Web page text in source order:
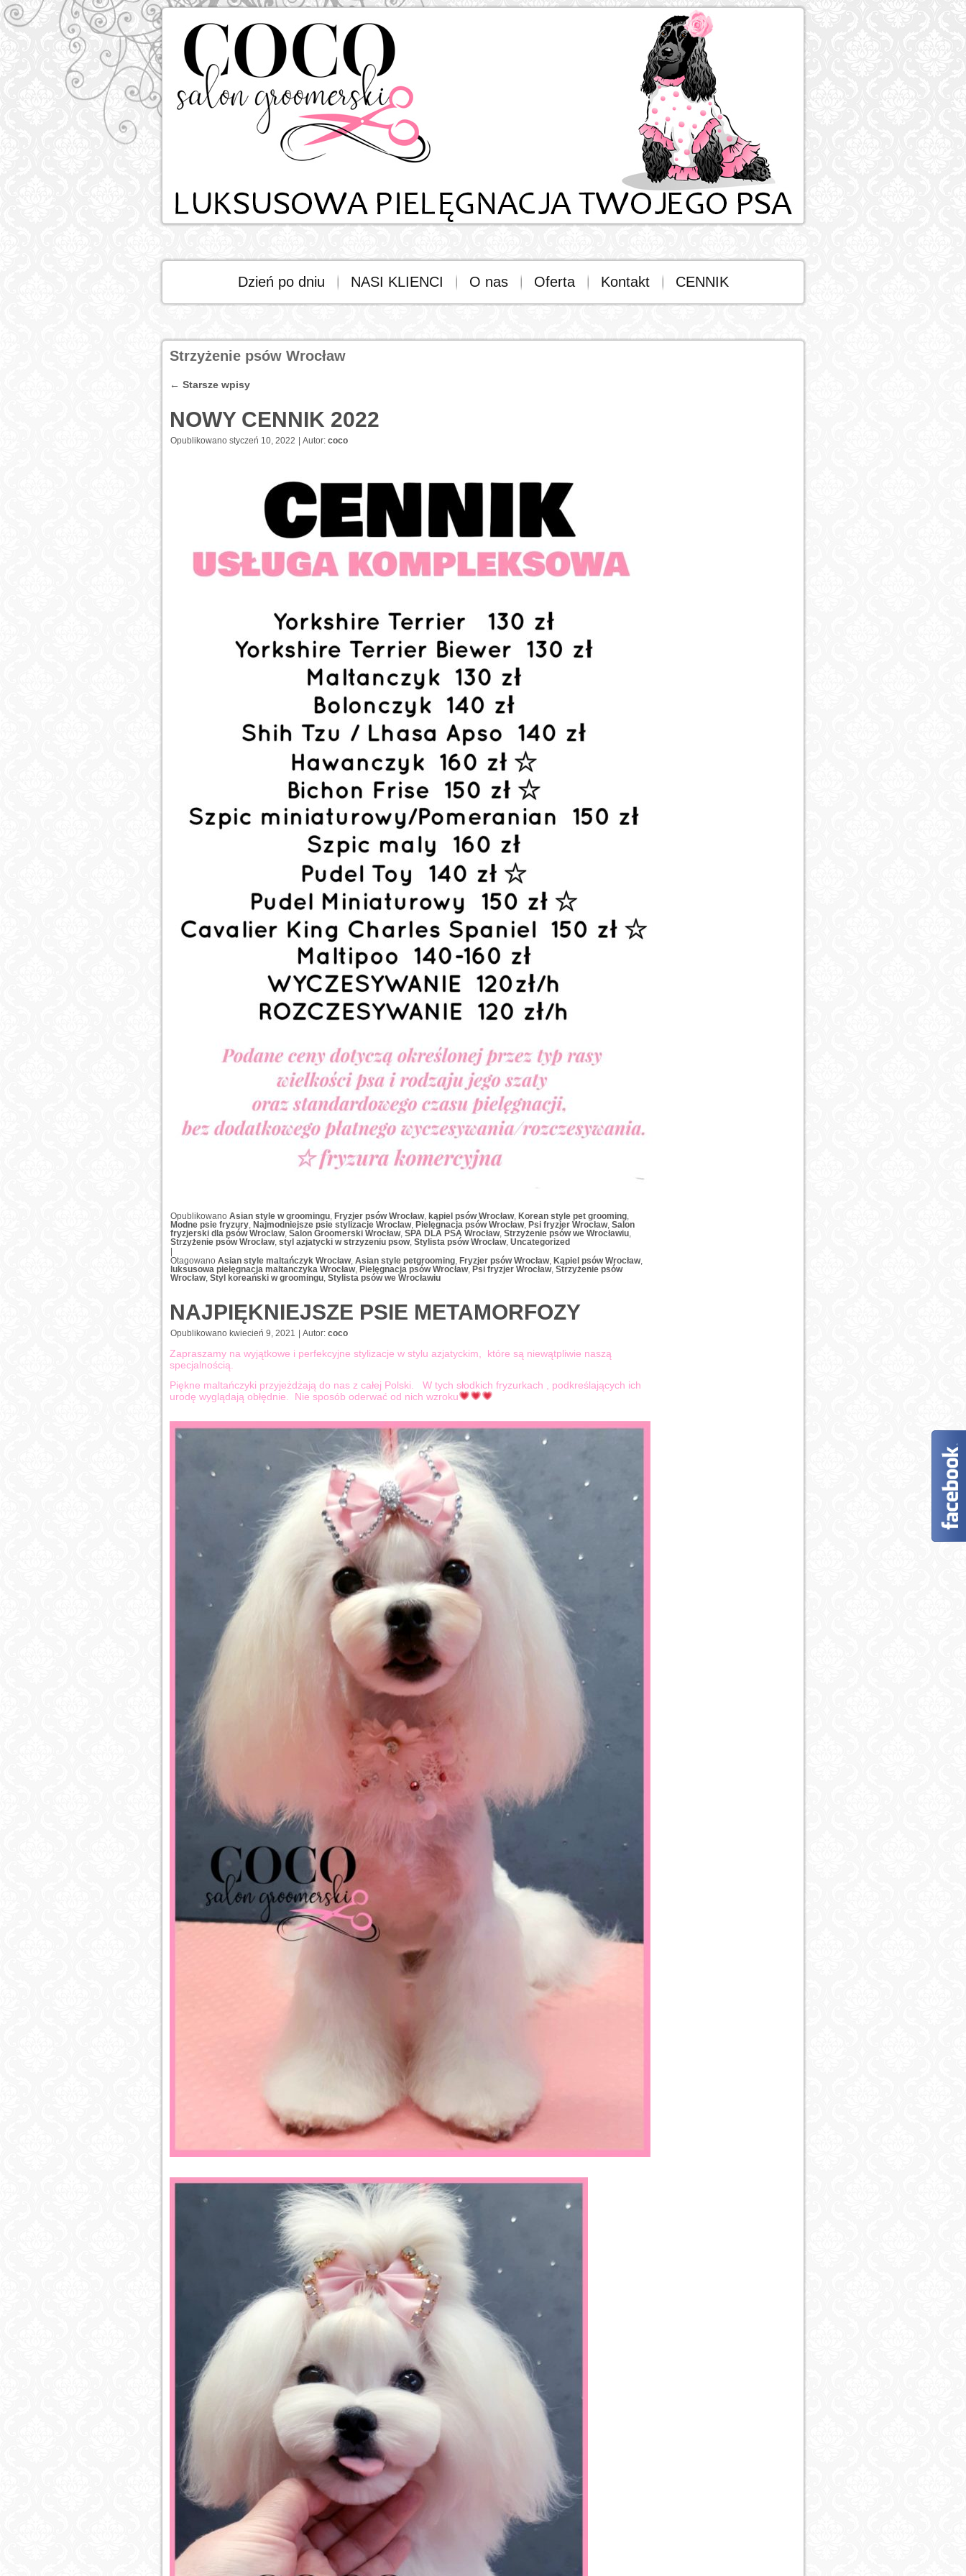
Dzień po dniu NASI KLIENCI O nas Oferta Kontakt CENNIK
Strzyżenie psów Wrocław
← Starsze wpisy
NOWY CENNIK 2022
Opublikowano styczeń 10, 2022 Autor: coco
Opublikowano Asian style w groomingu, Fryzjer psów Wrocław, kąpiel psów Wrocław, Korean style pet grooming,
Modne psie fryzury, Najmodniejsze psie stylizacje Wroclaw, Pielęgnacja psów Wrocław, Psi fryzjer Wrocław, Salon
fryzjerski dla psów Wroclaw, Salon Groomerski Wrocław, SPA DLA PSA Wrocław, Strzyżenie psów we Wrocławiu,
Strzyżenie psów Wrocław, styl azjatycki w strzyzeniu psow, Stylista psów Wrocław, Uncategorized
Otagowano Asian style maltańczyk Wrocław, Asian style petgrooming, Fryzjer psów Wrocław, Kąpiel psów Wrocław,
luksusowa pielęgnacja maltanczyka Wrocław, Pielęgnacja psów Wrocław, Psi fryzjer Wrocław, Strzyżenie psów
Wrocław, Styl koreański w groomingu, Stylista psów we Wrocławiu
NAJPIĘKNIEJSZE PSIE METAMORFOZY
Opublikowano kwiecień 9, 2021 Autor: coco
Zapraszamy na wyjątkowe i perfekcyjne stylizacje w stylu azjatyckim, które są niewątpliwie naszą
specjalnością.
Piękne maltańczyki przyjeżdżają do nas z całej Polski. W tych słodkich fryzurkach , podkreślających ich
urodę wyglądają obłędnie. Nie sposób oderwać od nich wzroku